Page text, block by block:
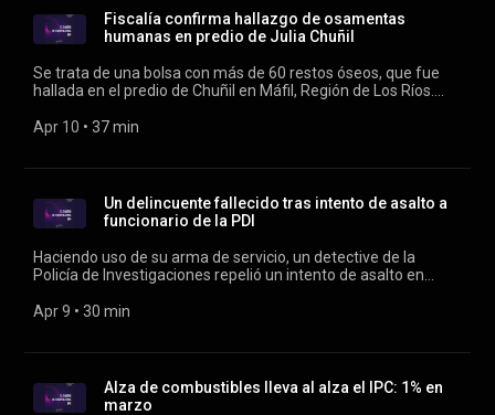
Fiscalía confirma hallazgo de osamentas
humanas en predio de Julia Chuñil
Se trata de una bolsa con más de 60 restos óseos, que fue
hallada en el predio de Chuñil en Máfil, Región de Los Ríos.
Apr 10 • 37 min
Un delincuente fallecido tras intento de asalto a
funcionario de la PDI
Haciendo uso de su arma de servicio, un detective de la
Policía de Investigaciones repelió un intento de asalto en
dos detenidos. Conduce Verónica Franco y Rodrigo Vergara
Apr 9 • 30 min
Alza de combustibles lleva al alza el IPC: 1% en
marzo